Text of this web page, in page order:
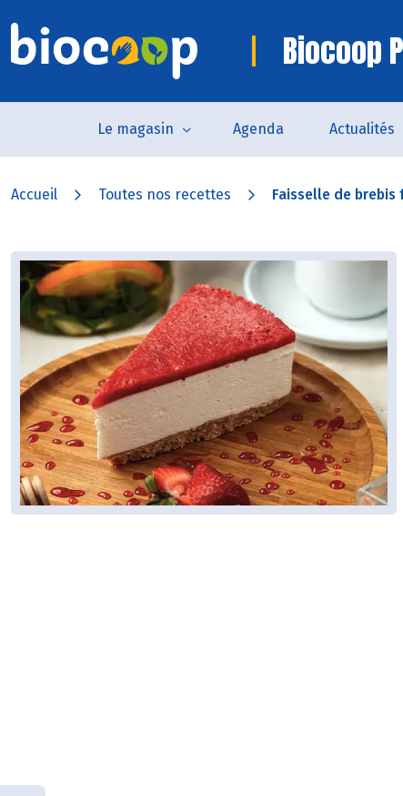
Biocoop
Le magasin Agenda Actualités
Accueil Toutes nos recettes Faisselle de brebis